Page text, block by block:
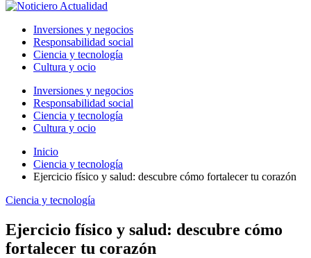
Inversiones y negocios
Responsabilidad social
Ciencia y tecnología
Cultura y ocio
Inversiones y negocios
Responsabilidad social
Ciencia y tecnología
Cultura y ocio
Inicio
Ciencia y tecnología
Ejercicio físico y salud: descubre cómo fortalecer tu corazón
Ciencia y tecnología
Ejercicio físico y salud: descubre cómo
fortalecer tu corazón